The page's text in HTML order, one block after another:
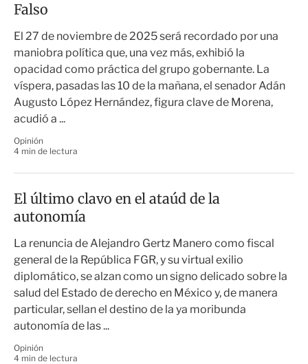
Falso
El 27 de noviembre de 2025 será recordado por una
maniobra política que, una vez más, exhibió la
opacidad como práctica del grupo gobernante. La
víspera, pasadas las 10 de la mañana, el senador Adán
Augusto López Hernández, figura clave de Morena,
acudió a ...
Opinión
4 min de lectura
El último clavo en el ataúd de la
autonomía
La renuncia de Alejandro Gertz Manero como fiscal
general de la República FGR, y su virtual exilio
diplomático, se alzan como un signo delicado sobre la
salud del Estado de derecho en México y, de manera
particular, sellan el destino de la ya moribunda
autonomía de las ...
Opinión
4 min de lectura